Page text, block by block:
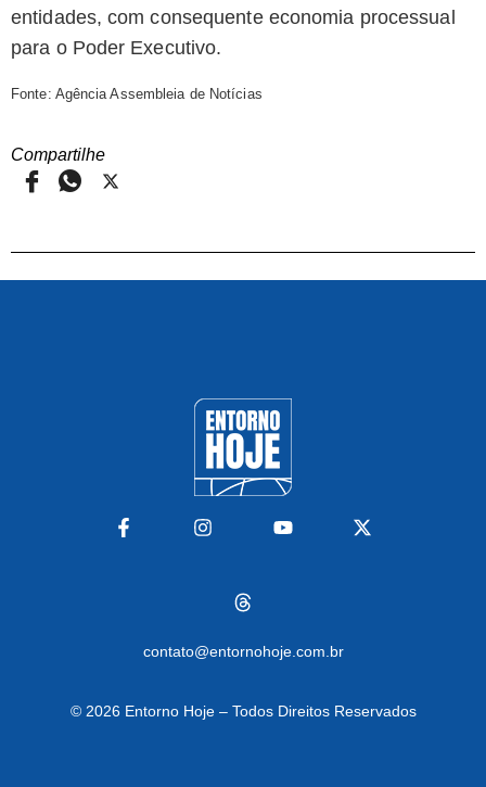
entidades, com consequente economia processual
para o Poder Executivo.
Fonte: Agência Assembleia de Notícias
Compartilhe
contato@entornohoje.com.br
© 2026 Entorno Hoje – Todos Direitos Reservados